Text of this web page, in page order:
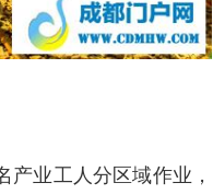
产业工人分区域作业，